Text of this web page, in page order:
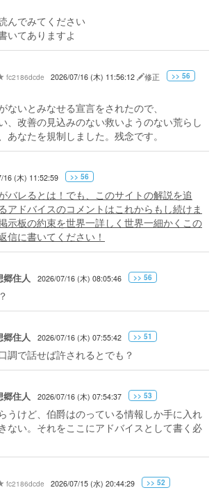
んでみてください
いてありますよ
fc2186dcde 2026/07/16 (木) 11:56:12 修正 >> 56
ないとみなせる宣言をされたので、
、改善の見込みのない救いようのない荒らし
あなたを規制しました。残念です。
16 (木) 11:52:59 >> 56
バレるとは！でも、このサイトの解説を追
アドバイスのコメントはこれからもし続けま
示板の約束を世界一詳しく世界一細かくこの
信に書いてください！
郷住人 2026/07/16 (木) 08:05:46 >> 56
郷住人 2026/07/16 (木) 07:55:42 >> 51
調で話せば許されるとでも？
郷住人 2026/07/16 (木) 07:54:37 >> 53
うけど、伯爵はのっている情報しか手に入れ
ない。それをここにアドバイスとして書く必
fc2186dcde 2026/07/15 (水) 20:44:29 >> 52